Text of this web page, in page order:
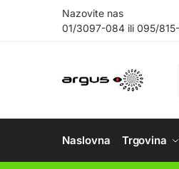
Nazovite nas
01/3097-084 ili 095/
Naslovna Trgovina